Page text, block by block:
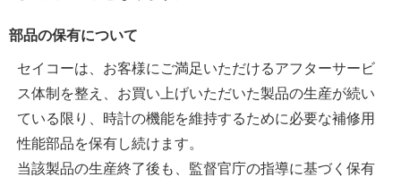
部品の保有について
セイコーは、お客様にご満足いただけるアフターサービ
ス体制を整え、お買い上げいただいた製品の生産が続い
ている限り、時計の機能を維持するために必要な補修用
性能部品を保有し続けます。
当該製品の生産終了後も、監督官庁の指導に基づく保有